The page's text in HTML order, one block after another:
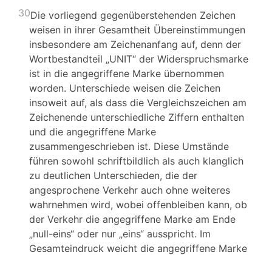
30Die vorliegend gegenüberstehenden Zeichen
weisen in ihrer Gesamtheit Übereinstimmungen
insbesondere am Zeichenanfang auf, denn der
Wortbestandteil „UNIT“ der Widerspruchsmarke
ist in die angegriffene Marke übernommen
worden. Unterschiede weisen die Zeichen
insoweit auf, als dass die Vergleichszeichen am
Zeichenende unterschiedliche Ziffern enthalten
und die angegriffene Marke
zusammengeschrieben ist. Diese Umstände
führen sowohl schriftbildlich als auch klanglich
zu deutlichen Unterschieden, die der
angesprochene Verkehr auch ohne weiteres
wahrnehmen wird, wobei offenbleiben kann, ob
der Verkehr die angegriffene Marke am Ende
„null-eins“ oder nur „eins“ ausspricht. Im
Gesamteindruck weicht die angegriffene Marke